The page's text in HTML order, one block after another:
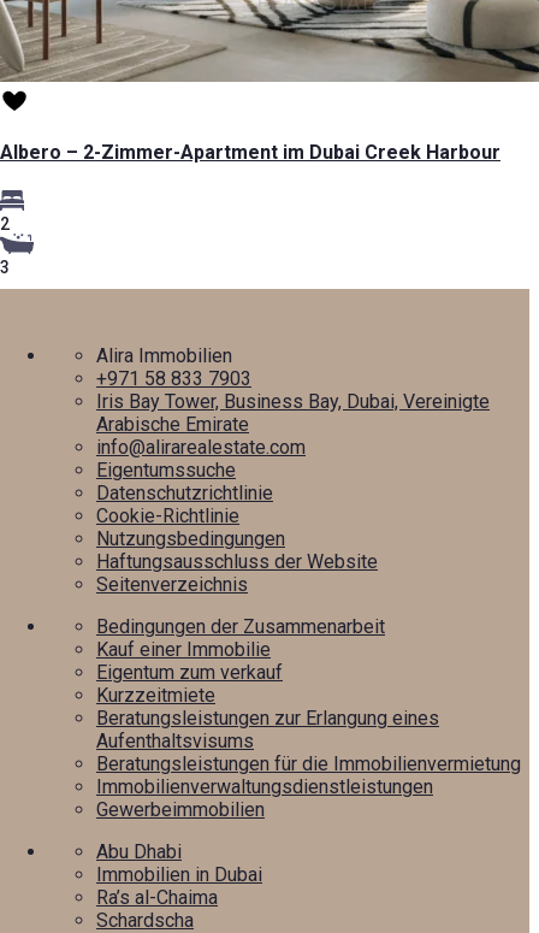
Albero – 2-Zimmer-Apartment im Dubai Creek Harbour
2
3
Alira Immobilien
+971 58 833 7903
Iris Bay Tower, Business Bay, Dubai, Vereinigte
Arabische Emirate
info@alirarealestate.com
Eigentumssuche
Datenschutzrichtlinie
Cookie-Richtlinie
Nutzungsbedingungen
Haftungsausschluss der Website
Seitenverzeichnis
Bedingungen der Zusammenarbeit
Kauf einer Immobilie
Eigentum zum verkauf
Kurzzeitmiete
Beratungsleistungen zur Erlangung eines
Aufenthaltsvisums
Beratungsleistungen für die Immobilienvermietung
Immobilienverwaltungsdienstleistungen
Gewerbeimmobilien
Abu Dhabi
Immobilien in Dubai
Ra’s al-Chaima
Schardscha